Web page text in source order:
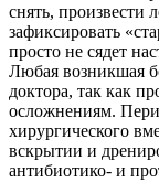
снять, произвести
зафиксировать
просто не сядет
Любая возникшая
доктора, так как
осложнениям.
хирургического
вскрытии и
антибиотико- и